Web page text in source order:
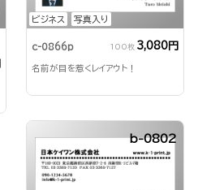
ビジネス 写真入り
c-0866p 100枚 3,080円
名前が目を惹くレイアウト！
b-0802